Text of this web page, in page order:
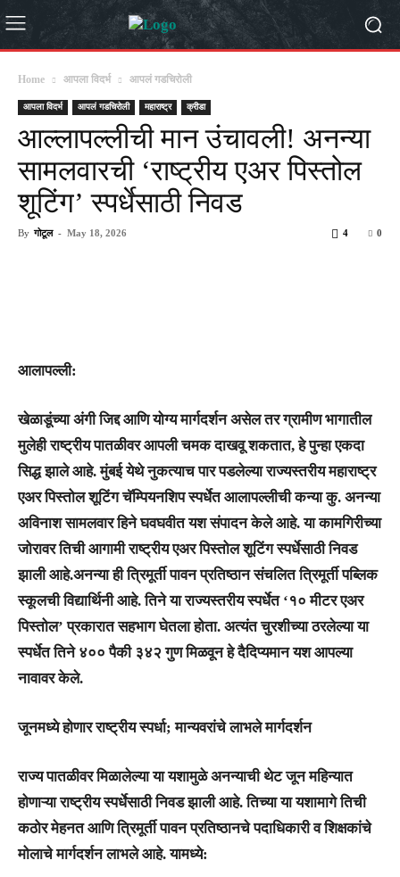
Home आपला विदर्भ आपलं गडचिरोली
आपला विदर्भ आपलं गडचिरोली महाराष्ट्र क्रीडा
आल्लापल्लीची मान उंचावली! अनन्या
सामलवारची ‘राष्ट्रीय एअर पिस्तोल
शूटिंग’ स्पर्धेसाठी निवड
By गोटूल - May 18, 2026 0
4
आलापल्ली:
खेळाडूंच्या अंगी जिद्द आणि योग्य मार्गदर्शन असेल तर ग्रामीण भागातील
मुलेही राष्ट्रीय पातळीवर आपली चमक दाखवू शकतात, हे पुन्हा एकदा
सिद्ध झाले आहे. मुंबई येथे नुकत्याच पार पडलेल्याराज्यस्तरीय महाराष्ट्र
एअर पिस्तोल शूटिंग चॅम्पियनशिपस्पर्धेत आलापल्लीची कन्याकु. अनन्या
अविनाश सामलवारहिने घवघवीत यश संपादन केले आहे. या कामगिरीच्या
जोरावर तिची आगामी राष्ट्रीय एअर पिस्तोल शूटिंग स्पर्धेसाठी निवड
झाली आहे.अनन्या ही त्रिमूर्ती पावन प्रतिष्ठान संचलितत्रिमूर्ती पब्लिक
स्कूलचीविद्यार्थिनी आहे. तिने या राज्यस्तरीय स्पर्धेत ‘१० मीटर एअर
पिस्तोल’ प्रकारात सहभाग घेतला होता. अत्यंत चुरशीच्या ठरलेल्या या
स्पर्धेत तिने ४०० पैकी ३४२ गुणमिळवून हे दैदिप्यमान यश आपल्या
नावावर केले.
जूनमध्ये होणार राष्ट्रीय स्पर्धा; मान्यवरांचे लाभले मार्गदर्शन
राज्य पातळीवर मिळालेल्या या यशामुळे अनन्याची थेटजून महिन्यात
होणाऱ्या राष्ट्रीय स्पर्धेसाठीनिवड झाली आहे. तिच्या या यशामागे तिची
कठोर मेहनत आणि त्रिमूर्ती पावन प्रतिष्ठानचे पदाधिकारी व शिक्षकांचे
मोलाचे मार्गदर्शन लाभले आहे. यामध्ये: